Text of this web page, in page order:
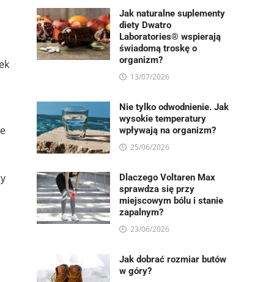
Jak naturalne suplementy
diety Dwatro
Laboratories® wspierają
świadomą troskę o
organizm?
13/07/2026
Nie tylko odwodnienie. Jak
wysokie temperatury
wpływają na organizm?
25/06/2026
Dlaczego Voltaren Max
sprawdza się przy
miejscowym bólu i stanie
zapalnym?
23/06/2026
Jak dobrać rozmiar butów
w góry?